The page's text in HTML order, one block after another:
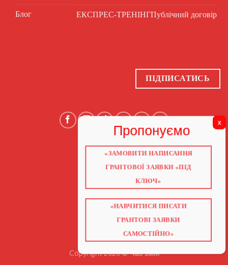
Блог ЕКСПРЕС-ТРЕНІНГПублічний договір
ПІДПИСАТИСЬ
ГОЛОВНА
ПРО НАС
ГРАНТИ 2026
НАВЧАННЯ
КНИГИ
ВІДЕО ПРО ГРАНТИ
Copyright 2026 ©Час змін
«ЗАМОВИТИ НАПИСАННЯ
ГРАНТОВОЇ ЗАЯВКИ «ПІД
КЛЮЧ»
«НАВЧИТИСЯ ПИСАТИ
ГРАНТОВІ ЗАЯВКИ
САМОСТІЙНО»